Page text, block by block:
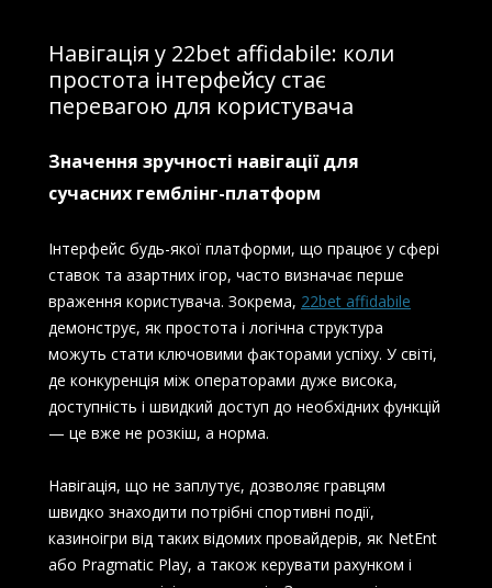
Навігація у 22bet affidabile: коли
простота інтерфейсу стає
перевагою для користувача
Значення зручності навігації для
сучасних гемблінг-платформ
Інтерфейс будь-якої платформи, що працює у сфері
ставок та азартних ігор, часто визначає перше
враження користувача. Зокрема, 22bet affidabile
демонструє, як простота і логічна структура
можуть стати ключовими факторами успіху. У світі,
де конкуренція між операторами дуже висока,
доступність і швидкий доступ до необхідних функцій
— це вже не розкіш, а норма.
Навігація, що не заплутує, дозволяє гравцям
швидко знаходити потрібні спортивні події,
казиноігри від таких відомих провайдерів, як NetEnt
або Pragmatic Play, а також керувати рахунком і